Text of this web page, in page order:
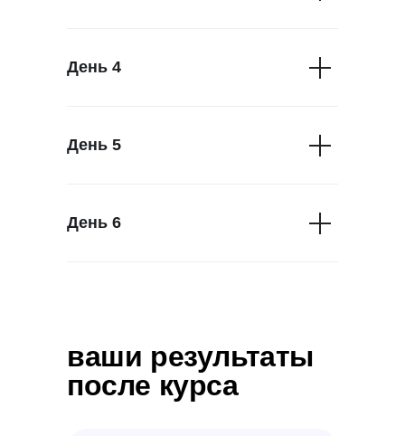
День 4
День 5
День 6
ваши результаты
после курса